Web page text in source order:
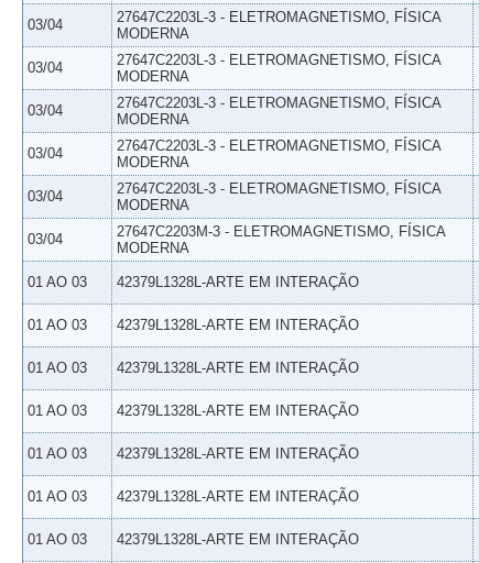
03/04
27647C2203L-3 - ELETROMAGNETISMO, FÍSICA
MODERNA
03/04
27647C2203L-3 - ELETROMAGNETISMO, FÍSICA
MODERNA
03/04
27647C2203L-3 - ELETROMAGNETISMO, FÍSICA
MODERNA
03/04
27647C2203L-3 - ELETROMAGNETISMO, FÍSICA
MODERNA
03/04
27647C2203L-3 - ELETROMAGNETISMO, FÍSICA
MODERNA
03/04
27647C2203M-3 - ELETROMAGNETISMO, FÍSICA
MODERNA
01 AO 03 42379L1328L-ARTE EM INTERAÇÃO
01 AO 03 42379L1328L-ARTE EM INTERAÇÃO
01 AO 03 42379L1328L-ARTE EM INTERAÇÃO
01 AO 03 42379L1328L-ARTE EM INTERAÇÃO
01 AO 03 42379L1328L-ARTE EM INTERAÇÃO
01 AO 03 42379L1328L-ARTE EM INTERAÇÃO
01 AO 03 42379L1328L-ARTE EM INTERAÇÃO